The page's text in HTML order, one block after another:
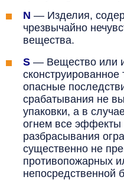
N — Изделия,
чрезвычайно
вещества.
S — Вещество или
опасные
срабатывания не
упаковки, а в
огнем все эффекты
разбрасывания
существенно не
противопожарных
непосредственной